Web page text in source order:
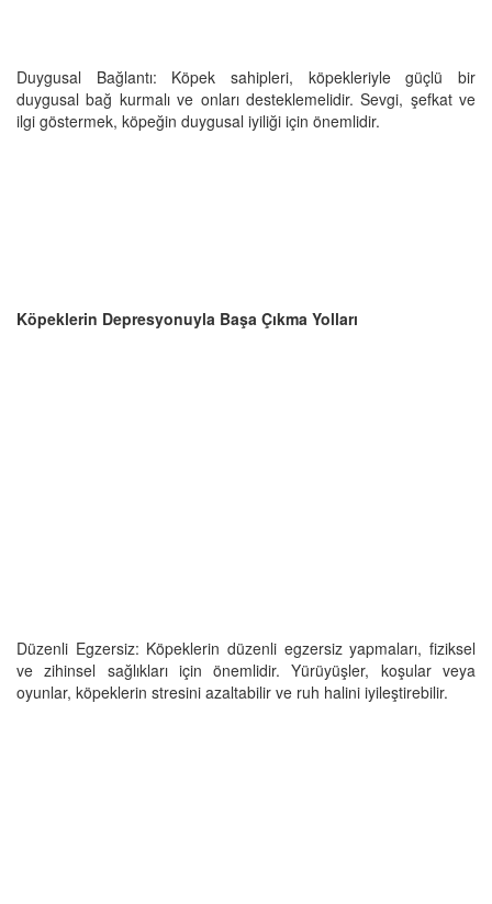
Duygusal Bağlantı: Köpek sahipleri, köpekleriyle güçlü bir
duygusal bağ kurmalı ve onları desteklemelidir. Sevgi, şefkat ve
ilgi göstermek, köpeğin duygusal iyiliği için önemlidir.
Köpeklerin Depresyonuyla Başa Çıkma Yolları
Düzenli Egzersiz: Köpeklerin düzenli egzersiz yapmaları, fiziksel
ve zihinsel sağlıkları için önemlidir. Yürüyüşler, koşular veya
oyunlar, köpeklerin stresini azaltabilir ve ruh halini iyileştirebilir.